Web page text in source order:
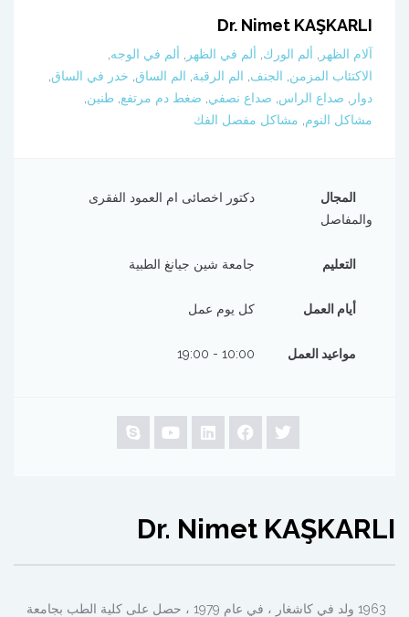
Dr. Nimet KAŞKARLI
آلام الظهر ألم الورك ألم في الظهر ألم في الوجه
الاكتئاب المزمن الجنف الم الرقبة الم الساق خدر في الساق
دوار
صداع الراس صداع نصفي ضغط دم مرتفع طنين
مشاكل النوم مشاكل مفصل الفك
المجال
دكتور اخصائى ام العمود الفقرى
والمفاصل
التعليم جامعة شين جيانغ الطبية
أيام العمل كل يوم عمل
مواعيد العمل 10:00 - 19:00
Dr. Nimet KAŞKARLI
1963 ولد في كاشغار ، في عام 1979 ، حصل على كلية الطب بجامعة